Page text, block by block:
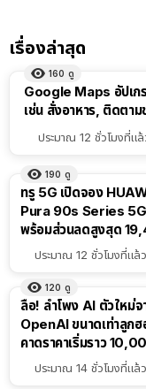
เรื่องล่าสุด
160 ดู
Google Maps อัปเก
เช่น สั่งอาหาร, ติดตา
ประมาณ 12 ชั่วโมงที่แล้
190 ดู
ทรู 5G เปิดจอง
Pura 90s Series
พร้อมส่วนลดสูงสุด
บาทประมาณ 12 ชั่วโมงที่แล้ว
120 ดู
ลือ! ลำโพง AI ตัวใหม่จ
OpenAI ขนาดเท่าลูก
คาดราคาเริ่มราว
บาทประมาณ 14 ชั่วโมงที่แล้ว